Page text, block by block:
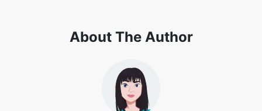
About The Author